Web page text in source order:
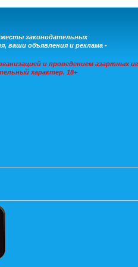
законодательных
ваши объявления и реклама -
и проведением азартных
характер. 18+